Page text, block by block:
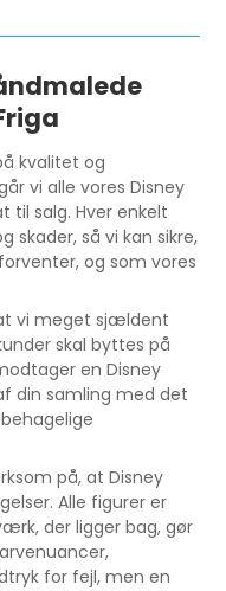
kvalitet og
vi alle vores Disney
til salg. Hver enkelt
skader, så vi kan sikre,
og som vores
vi meget sjældent
skal byttes på
en Disney
din samling med det
på, at Disney
Alle figurer er
der ligger bag, gør
for fejl, men en